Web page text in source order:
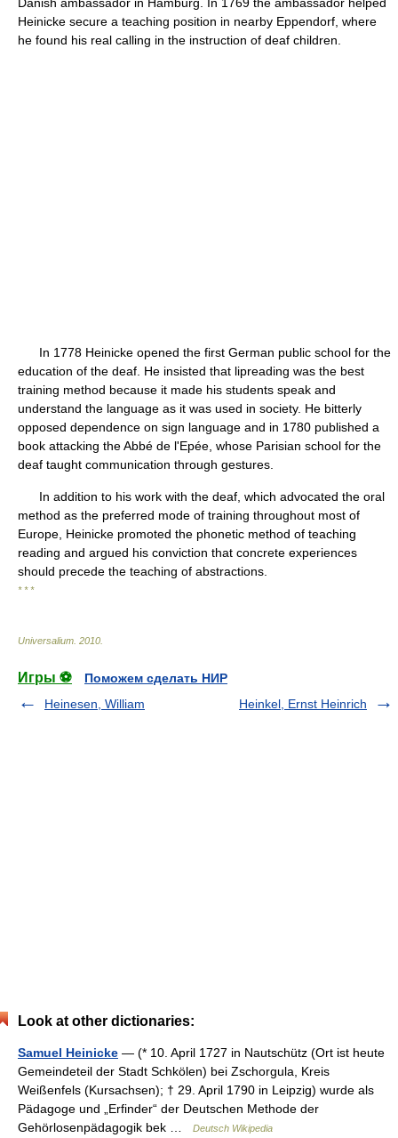
Heinicke secure a teaching position in nearby Eppendorf, where
he found his real calling in the instruction of deaf children.
In 1778 Heinicke opened the first German public school for the
education of the deaf. He insisted that lipreading was the best
training method because it made his students speak and
understand the language as it was used in society. He bitterly
opposed dependence on sign language and in 1780 published a
book attacking the Abbé de l'Epée, whose Parisian school for the
deaf taught communication through gestures.
In addition to his work with the deaf, which advocated the oral
method as the preferred mode of training throughout most of
Europe, Heinicke promoted the phonetic method of teaching
reading and argued his conviction that concrete experiences
should precede the teaching of abstractions.
* * *
Universalium 2010
Игры ⚽
Поможем сделать НИР
Heinesen, William
Heinkel, Ernst Heinrich
Look at other dictionaries:
Samuel Heinicke — (* 10. April 1727 in Nautschütz (Ort ist heute
Gemeindeteil der Stadt Schkölen) bei Zschorgula, Kreis
Weißenfels (Kursachsen); † 29. April 1790 in Leipzig) wurde als
Pädagoge und „Erfinder“ der Deutschen Methode der
Gehörlosenpädagogik bek …
Deutsch Wikipedia